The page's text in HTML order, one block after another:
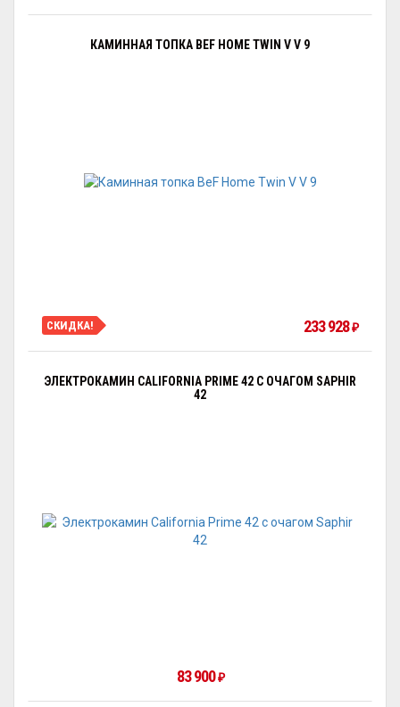
КАМИННАЯ ТОПКА BEF HOME TWIN V V 9
СКИДКА! 233 928₽
ЭЛЕКТРОКАМИН CALIFORNIA PRIME 42 С ОЧАГОМ SAPHIR
42
83 900₽